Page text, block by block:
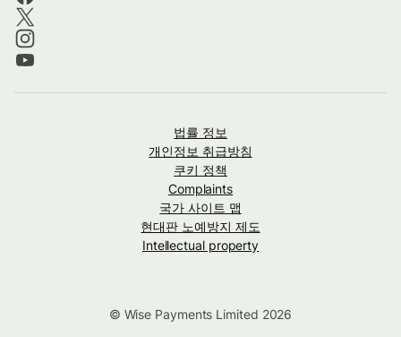
법률 정보
개인정보 취급방침
쿠키 정책
Complaints
국가 사이트 맵
현대판 노예방지 제도
Intellectual property
© Wise Payments Limited 2026